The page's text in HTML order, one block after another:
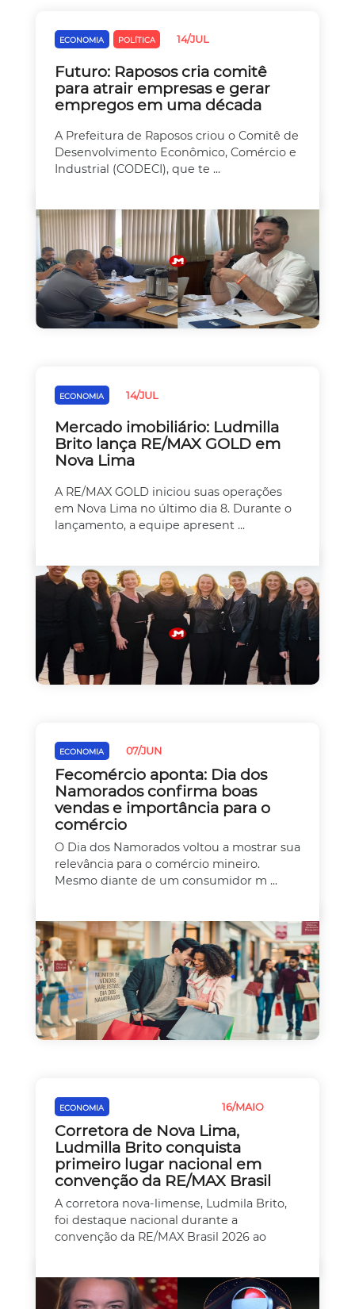
ECONOMIA POLÍTICA 14/JUL
Futuro: Raposos cria comitê
para atrair empresas e gerar
empregos em uma década
A Prefeitura de Raposos criou o Comitê de
Desenvolvimento Econômico, Comércio e
Industrial (CODECI), que te ...
ECONOMIA 14/JUL
Mercado imobiliário: Ludmilla
Brito lança RE/MAX GOLD em
Nova Lima
A RE/MAX GOLD iniciou suas operações
em Nova Lima no último dia 8. Durante o
lançamento, a equipe apresent ...
ECONOMIA 07/JUN
Fecomércio aponta: Dia dos
Namorados confirma boas
vendas e importância para o
comércio
O Dia dos Namorados voltou a mostrar sua
relevância para o comércio mineiro.
Mesmo diante de um consumidor m ...
ECONOMIA 16/MAIO
Corretora de Nova Lima,
Ludmilla Brito conquista
primeiro lugar nacional em
convenção da RE/MAX Brasil
A corretora nova-limense, Ludmila Brito,
foi destaque nacional durante a
convenção da RE/MAX Brasil 2026 ao